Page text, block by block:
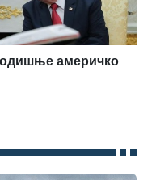
америчко